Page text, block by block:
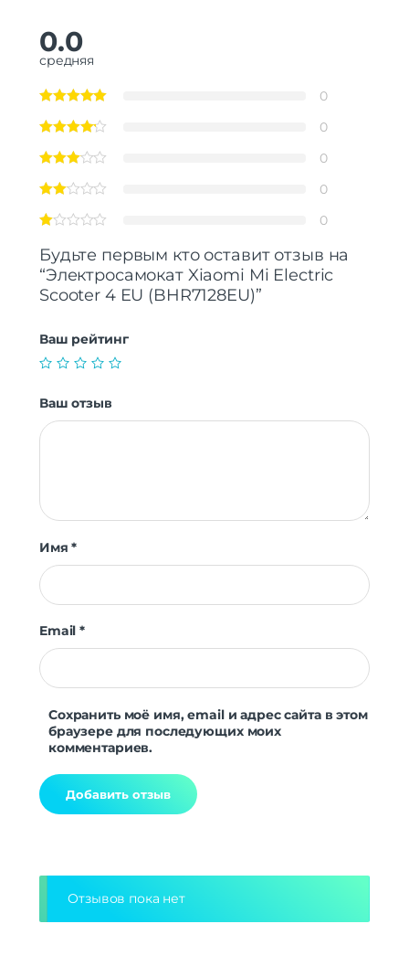
0.0
средняя
0
0
0
0
0
Будьте первым кто оставит отзыв на
“Электросамокат Xiaomi Mi Electric
Scooter 4 EU (BHR7128EU)”
Ваш рейтинг
Ваш отзыв
Имя*
Email*
Сохранить моё имя, email и адрес сайта в этом
браузере для последующих моих
комментариев.
Отзывов пока нет